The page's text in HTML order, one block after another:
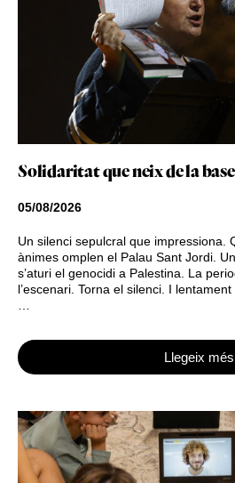
Solidaritat que neix de la base
05/08/2026
Un silenci sepulcral que impressiona.
ànimes omplen el Palau Sant Jordi.
s’aturi el genocidi a Palestina. La
l’escenari. Torna el silenci. I
Llegeix més